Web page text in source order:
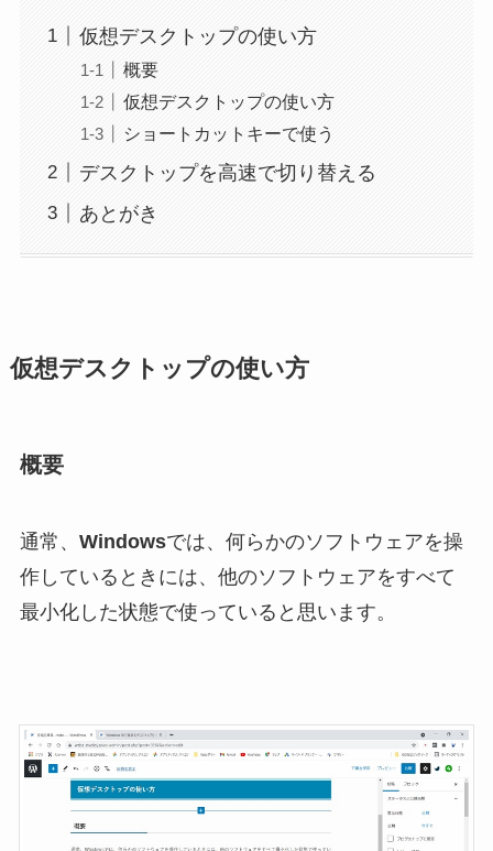
仮想デスクトップの使い方
概要
仮想デスクトップの使い方
ショートカットキーで使う
デスクトップを高速で切り替える
あとがき
仮想デスクトップの使い方
概要
通常、 Windowsでは、何らかのソフトウェアを操
作しているときには、他のソフトウェアをすべて
最小化した状態で使っていると思います。